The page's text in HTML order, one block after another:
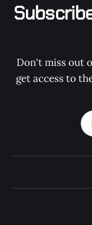
Don't miss out
get access to